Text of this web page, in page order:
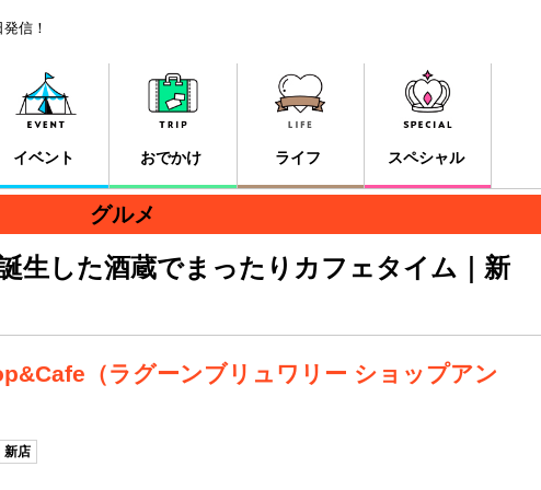
信！
イベント おでかけ ライフ スペシャル
グルメ
生した酒蔵でまったりカフェタイム｜新
（ラグーンブリュワリー ショップアン
新店